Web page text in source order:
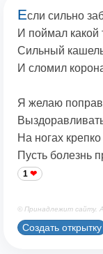
Если сильно
И поймал какой
Сильный
И сломил
Я желаю
На ногах
Пусть болезнь
1
© Принадлежит сайту.
Создать открытку